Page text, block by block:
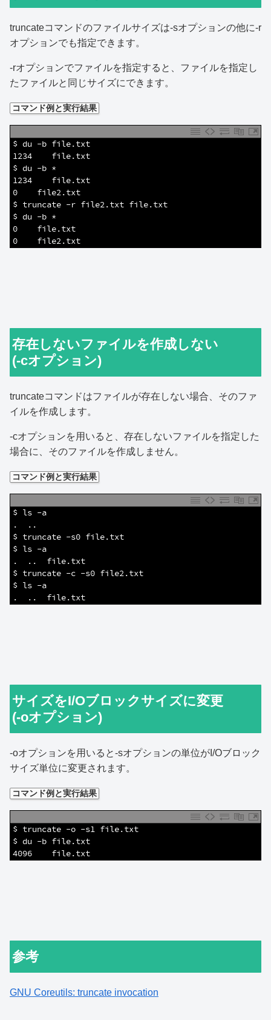
truncateコマンドのファイルサイズは-sオプションの他に-r
オプションでも指定できます。
-rオプションでファイルを指定すると、ファイルを指定し
たファイルと同じサイズにできます。
コマンド例と実行結果
$ du -b file.txt
1234    file.txt
$ du -b *
1234    file.txt
0    file2.txt
$ truncate -r file2.txt file.txt
$ du -b *
0    file.txt
0    file2.txt
存在しないファイルを作成しない
(-cオプション)
truncateコマンドはファイルが存在しない場合、そのファ
イルを作成します。
-cオプションを用いると、存在しないファイルを指定した
場合に、そのファイルを作成しません。
コマンド例と実行結果
$ ls -a
.  ..
$ truncate -s0 file.txt
$ ls -a
.  ..  file.txt
$ truncate -c -s0 file2.txt
$ ls -a
.  ..  file.txt
サイズをI/Oブロックサイズに変更
(-oオプション)
-oオプションを用いると-sオプションの単位がI/Oブロック
サイズ単位に変更されます。
コマンド例と実行結果
$ truncate -o -s1 file.txt
$ du -b file.txt
4096    file.txt
参考
GNU Coreutils: truncate invocation